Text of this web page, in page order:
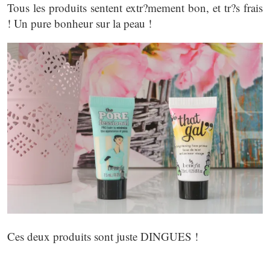
Tous les produits sentent extr?mement bon, et tr?s frais
! Un pure bonheur sur la peau !
Ces deux produits sont juste DINGUES !